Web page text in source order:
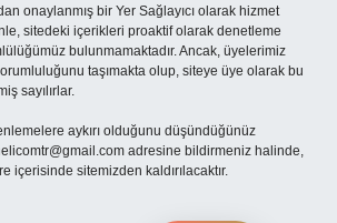
onaylanmış bir Yer Sağlayıcı olarak hizmet
sitedeki içerikleri proaktif olarak denetleme
bulunmamaktadır. Ancak, üyelerimiz
taşımakta olup, siteye üye olarak bu
sayılırlar.
aykırı olduğunu düşündüğünüz
adresine bildirmeniz halinde,
içerisinde sitemizden kaldırılacaktır.